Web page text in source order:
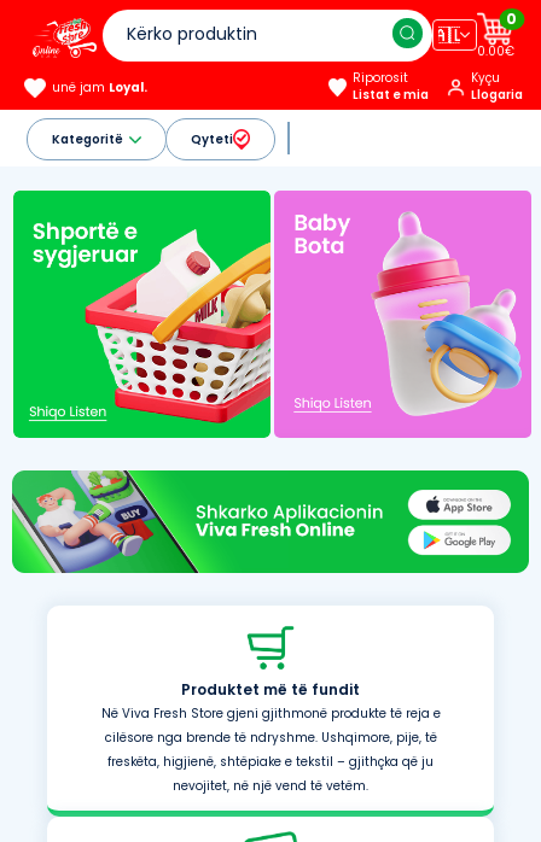
🇦🇱
0
0.00€
unë jam Loyal.
Riporosit
Listat e mia
Kyçu
Llogaria
Kategoritë Qyteti
Produktet më të fundit
Në Viva Fresh Store gjeni gjithmonë produkte të reja e
cilësore nga brende të ndryshme. Ushqimore, pije, të
freskëta, higjienë, shtëpiake e tekstil – gjithçka që ju
nevojitet, në një vend të vetëm.